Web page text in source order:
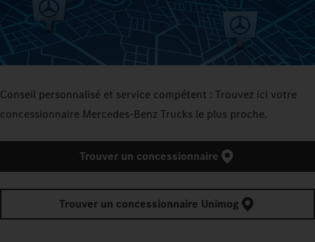
Conseil personnalisé et service compétent : Trouvez ici votre
concessionnaire Mercedes‑Benz Trucks le plus proche.
Trouver un concessionnaire
Trouver un concessionnaire Unimog